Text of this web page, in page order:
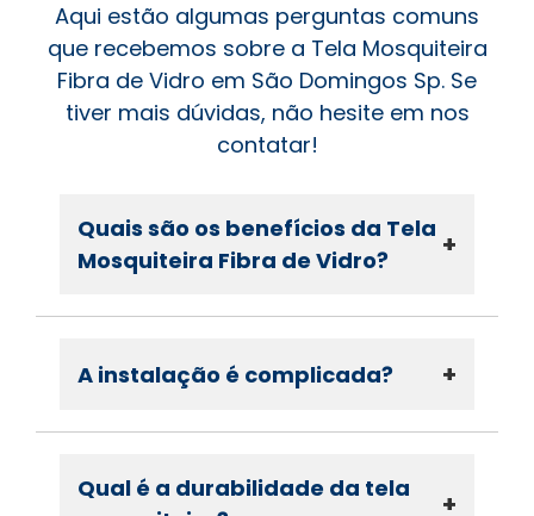
Aqui estão algumas perguntas comuns
que recebemos sobre a Tela Mosquiteira
Fibra de Vidro em São Domingos Sp. Se
tiver mais dúvidas, não hesite em nos
contatar!
Quais são os benefícios da Tela
Mosquiteira Fibra de Vidro?
+
A instalação é complicada? +
Qual é a durabilidade da tela
+